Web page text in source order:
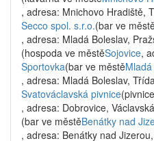
, adresa: Mnichovo Hradiště,
Secco spol. s.r.o.(bar ve
, adresa: Mladá Boleslav,
(hospoda ve městěSojovice,
Sportovka(bar ve městě
, adresa: Mladá Boleslav,
Svatováclavská pivnice
, adresa: Dobrovice,
(bar ve městěBenátky nad
, adresa: Benátky nad